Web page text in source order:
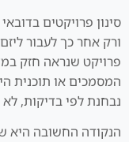
סינון פרויקטים
ורק אחר כך לעבור
פרויקט שנראה חזק
המסמכים או תוכנית
נבחנת לפי בדיקות,
הנקודה החשובה היא